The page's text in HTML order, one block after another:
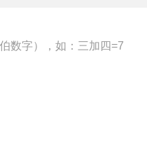
数字），如：三加四=7